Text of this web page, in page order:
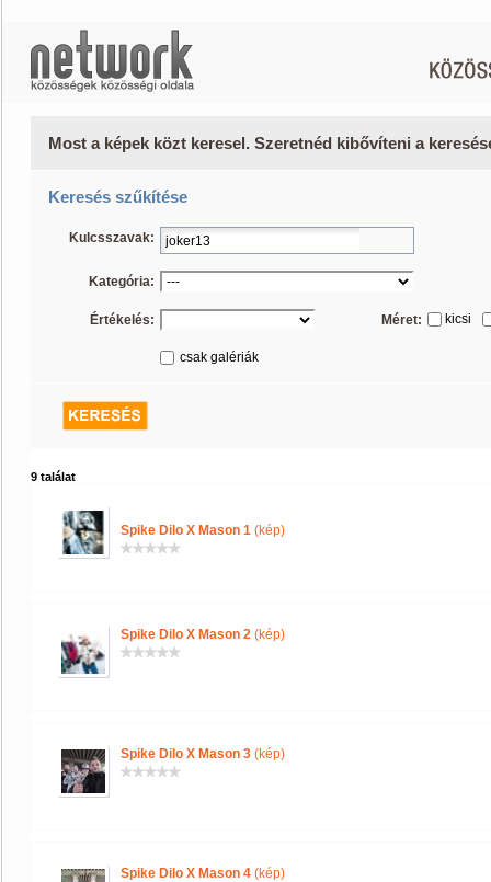
Most a képek közt keresel. Szeretnéd kibővíteni a
Keresés szűkítése
Kulcsszavak:
Kategória:
Értékelés: Méret: kicsi
csak galériák
9 találat
Spike Dilo X Mason 1 (kép)
Spike Dilo X Mason 2 (kép)
Spike Dilo X Mason 3 (kép)
Spike Dilo X Mason 4 (kép)